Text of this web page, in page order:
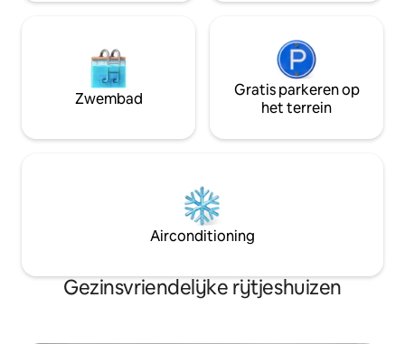
Zwembad
Gratis parkeren op
het terrein
Airconditioning
Gezinsvriendelijke rijtjeshuizen